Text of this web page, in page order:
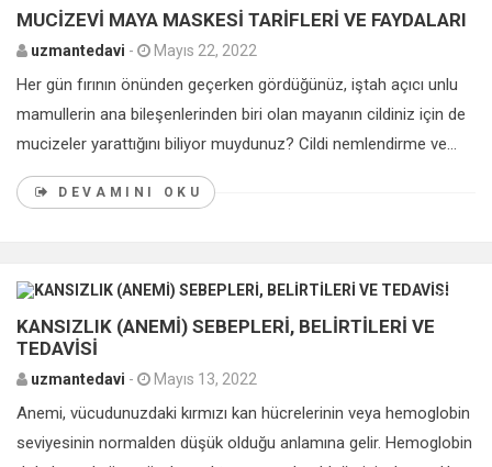
MUCİZEVİ MAYA MASKESİ TARİFLERİ VE FAYDALARI
uzmantedavi - Mayıs 22, 2022
Her gün fırının önünden geçerken gördüğünüz, iştah açıcı unlu
mamullerin ana bileşenlerinden biri olan mayanın cildiniz için de
mucizeler yarattığını biliyor muydunuz? Cildi nemlendirme ve...
DEVAMINI OKU
KANSIZLIK (ANEMİ) SEBEPLERİ, BELİRTİLERİ VE
TEDAVİSİ
uzmantedavi - Mayıs 13, 2022
Anemi, vücudunuzdaki kırmızı kan hücrelerinin veya hemoglobin
seviyesinin normalden düşük olduğu anlamına gelir. Hemoglobin